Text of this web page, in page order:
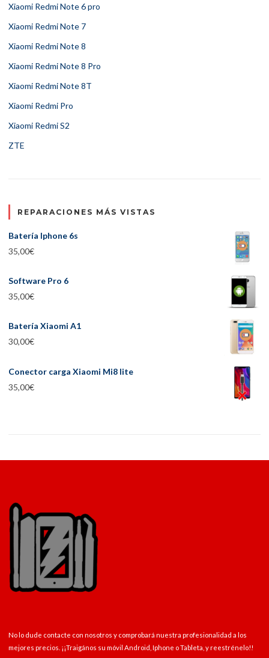
Xiaomi Redmi Note 6 pro
Xiaomi Redmi Note 7
Xiaomi Redmi Note 8
Xiaomi Redmi Note 8 Pro
Xiaomi Redmi Note 8T
Xiaomi Redmi Pro
Xiaomi Redmi S2
ZTE
REPARACIONES MÁS VISTAS
Batería Iphone 6s
35,00€
Software Pro 6
35,00€
Batería Xiaomi A1
30,00€
Conector carga Xiaomi Mi8 lite
35,00€
No lo dude contacte con nosotros y comprobará nuestra profesionalidad a los
mejores precios. ¡¡Traigános su móvil Android, Iphone o Tableta, y reestrénelo!!